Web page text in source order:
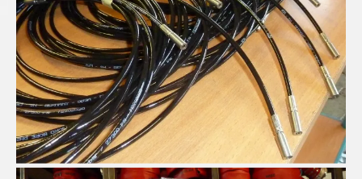
Pressluftschläuche für Profis